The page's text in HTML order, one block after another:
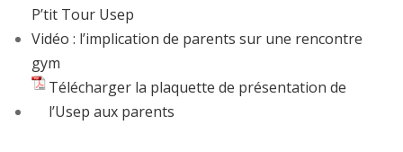
P’tit Tour Usep
Vidéo : l’implication de parents sur une rencontre
gym
Télécharger la plaquette de présentation de
l’Usep aux parents